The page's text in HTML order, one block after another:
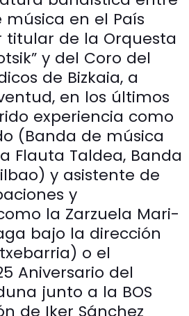
en el País
titular de la Orquesta
y del Coro del
de Bizkaia, a
en los últimos
experiencia como
(Banda de música
Flauta Taldea, Banda
y asistente de
y
la Zarzuela Mari-
bajo la dirección
o el
Aniversario del
junto a la BOS
de Iker Sánchez